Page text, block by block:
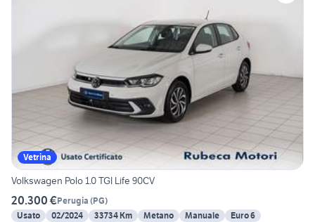
Vetrina
Volkswagen Polo 1.0 TGI Life 90CV
20.300 €Perugia (PG)
Usato
02/2024 33734 Km Metano Manuale
Euro 6